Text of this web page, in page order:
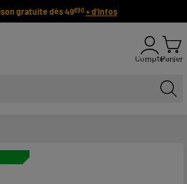
gratuite dès 49€90 + d'infos
ComptePanier